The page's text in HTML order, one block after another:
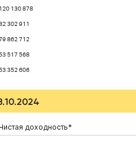
120 130 878
302 911
862 712
517 568
352 606
доходность*